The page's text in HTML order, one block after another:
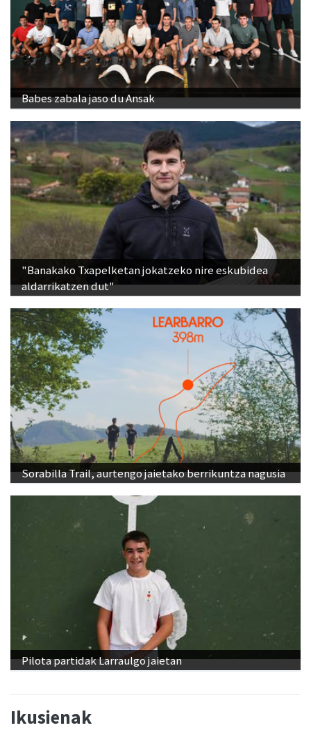
Babes zabala jaso du Ansak
"Banakako Txapelketan jokatzeko nire eskubidea
aldarrikatzen dut"
Sorabilla Trail, aurtengo jaietako berrikuntza nagusia
Pilota partidak Larraulgo jaietan
Ikusienak